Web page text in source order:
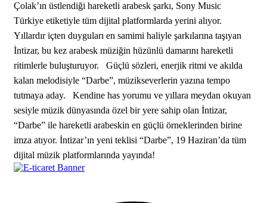
Çolak’ın üstlendiği hareketli arabesk şarkı, Sony Music
Türkiye etiketiyle tüm dijital platformlarda yerini alıyor.
Yıllardır içten duyguları en samimi haliyle şarkılarına taşıyan
İntizar, bu kez arabesk müziğin hüzünlü damarını hareketli
ritimlerle buluşturuyor. Güçlü sözleri, enerjik ritmi ve akılda
kalan melodisiyle “Darbe”, müzikseverlerin yazına tempo
tutmaya aday. Kendine has yorumu ve yıllara meydan okuyan
sesiyle müzik dünyasında özel bir yere sahip olan İntizar,
“Darbe” ile hareketli arabeskin en güçlü örneklerinden birine
imza atıyor. İntizar’ın yeni teklisi “Darbe”, 19 Haziran’da tüm
dijital müzik platformlarında yayında!